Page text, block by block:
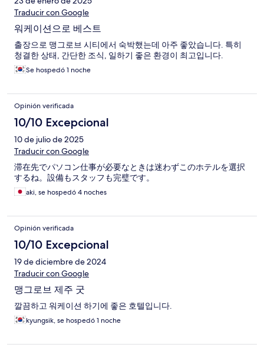
Traducir con Google
워케이션으로 베스트
출장으로 맹그로브 시티에서 숙박했는데 아주 좋았습니다. 특히
청결한 상태, 간단한 조식, 일하기 좋은 환경이 최고입니다.
Se hospedó 1 noche
Opinión verificada
10/10 Excepcional
10 de julio de 2025
Traducir con Google
滞在先でパソコン仕事が必要なときは迷わずこのホテルを選択
するね。設備もスタッフも完璧です。
aki, se hospedó 4 noches
Opinión verificada
10/10 Excepcional
19 de diciembre de 2024
Traducir con Google
맹그로브 제주 굿
깔끔하고 워케이션 하기에 좋은 호텔입니다.
kyungsik, se hospedó 1 noche